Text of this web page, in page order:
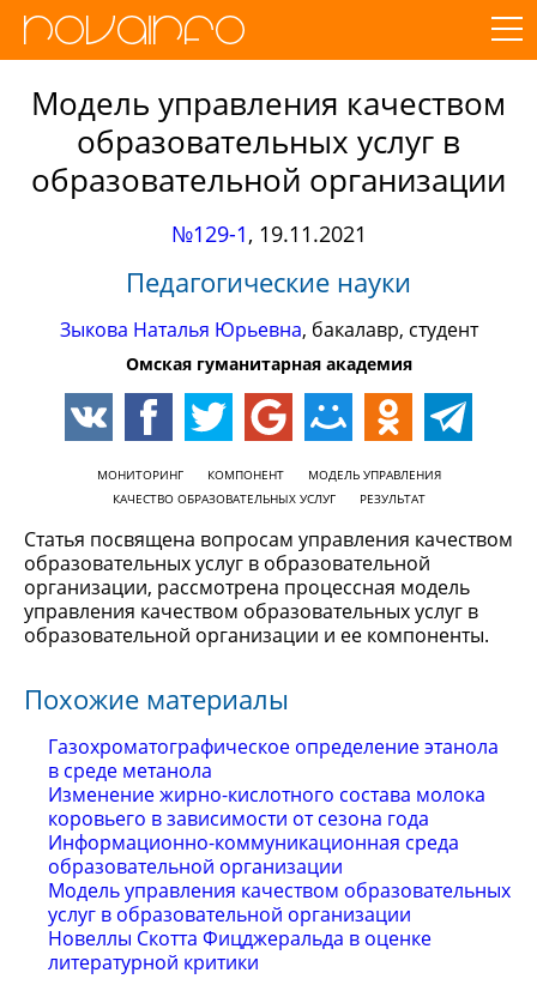
Модель управления качеством
образовательных услуг в
образовательной организации
№129-1, 19.11.2021
Педагогические науки
Зыкова Наталья Юрьевна, бакалавр, студент
Омская гуманитарная академия
МОНИТОРИНГ КОМПОНЕНТ
МОДЕЛЬ УПРАВЛЕНИЯ
КАЧЕСТВО ОБРАЗОВАТЕЛЬНЫХ УСЛУГ
РЕЗУЛЬТАТ
Статья посвящена вопросам управления качеством
образовательных услуг в образовательной
организации, рассмотрена процессная модель
управления качеством образовательных услуг в
образовательной организации и ее компоненты.
Похожие материалы
Газохроматографическое определение этанола
в среде метанола
Изменение жирно-кислотного состава молока
коровьего в зависимости от сезона года
Информационно-коммуникационная среда
образовательной организации
Модель управления качеством образовательных
услуг в образовательной организации
Новеллы Скотта Фицджеральда в оценке
литературной критики